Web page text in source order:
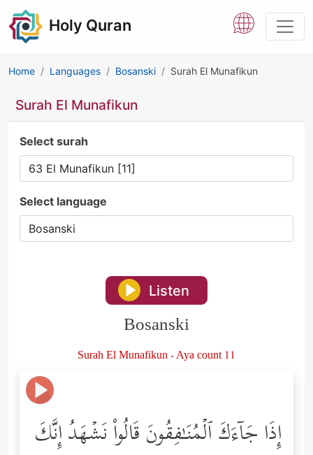
Holy Quran
Home Languages Bosanski Surah El Munafikun
Surah El Munafikun
Select surah
Select language
Listen
Bosanski
Surah El Munafikun - Aya count 11
إِذَا جَاۤءَكَ ٱلۡمُنَـٰفِقُونَ قَالُواْ نَشۡهَدُ إِنَّكَ